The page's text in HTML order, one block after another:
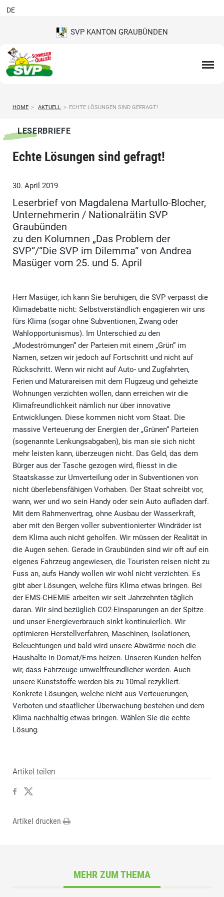
SVP KANTON GRAUBÜNDEN
DE
HOME > AKTUELL > ECHTE LÖSUNGEN SIND GEFRAGT!
LESERBRIEFE
Echte Lösungen sind gefragt!
30. April 2019
Leserbrief von Magdalena Martullo-Blocher,
Unternehmerin / Nationalrätin SVP
Graubünden
zu den Kolumnen „Das Problem der
SVP“/“Die SVP im Dilemma“ von Andrea
Masüger vom 25. und 5. April
Herr Masüger, ich kann Sie beruhigen, die SVP verpasst die
Klimadebatte nicht: Selbstverständlich engagieren wir uns
fürs Klima (sogar ohne Subventionen, Zwang oder
Wahlopportunismus). Im Unterschied zu den
„Modeströmungen“ der Parteien mit einem „Grün“ im
Namen, setzen wir jedoch auf Fortschritt und nicht auf
Rückschritt. Wenn wir nicht auf Auto- und Zugfahrten,
Ferien und Maturareisen mit dem Flugzeug und geheizte
Wohnungen verzichten wollen, dann erreichen wir die
Klimafreundlichkeit nämlich nur über innovative
Entwicklungen. Diese kommen nicht vom Staat. Die
massive Verteuerung der Energien der „Grünen“ Parteien
(sogenannte Lenkungsabgaben), bis man sie sich nicht
mehr leisten kann, überzeugen nicht. Das Geld, das dem
Bürger aus der Tasche gezogen wird, fliesst in die
Staatskasse zur Umverteilung oder in Subventionen von
nicht überlebensfähigen Vorhaben. Der Staat schreibt vor,
wann, wer und wo sein Handy oder sein Auto aufladen darf.
Mit dem Rahmenvertrag, ohne Ausbau der Wasserkraft,
aber mit den Bergen voller subventionierter Windräder ist
dem Klima auch nicht geholfen. Wir müssen der Realität in
die Augen sehen. Gerade in Graubünden sind wir oft auf ein
eigenes Fahrzeug angewiesen, die Touristen reisen nicht zu
Fuss an, aufs Handy wollen wir wohl nicht verzichten. Es
gibt aber Lösungen, welche fürs Klima etwas bringen. Bei
der EMS-CHEMIE arbeiten wir seit Jahrzehnten täglich
daran. Wir sind bezüglich CO2-Einsparungen an der Spitze
und unser Energieverbrauch sinkt kontinuierlich. Wir
optimieren Herstellverfahren, Maschinen, Isolationen,
Beleuchtungen und bald wird unsere Abwärme noch die
Haushalte in Domat/Ems heizen. Unseren Kunden helfen
wir, dass Fahrzeuge umweltfreundlicher werden. Auch
unsere Kunststoffe werden bis zu 10mal rezykliert.
Konkrete Lösungen, welche nicht aus Verteuerungen,
Verboten und staatlicher Überwachung bestehen und dem
Klima nachhaltig etwas bringen. Wählen Sie die echte
Lösung.
Artikel teilen
Artikel drucken
MEHR ZUM THEMA